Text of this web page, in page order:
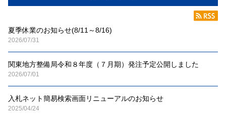
夏季休業のお知らせ(8/11～8/16)
2026/07/31
関東地方整備局令和８年度（７月期）発注予定公開しました
2026/07/01
入札ネット簡易検索画面リニューアルのお知らせ
2025/04/24